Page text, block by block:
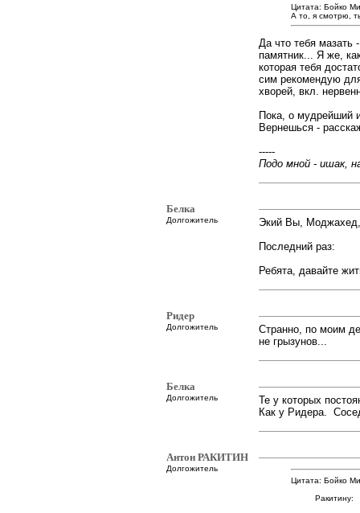
Цитата: Бойко
А то, я смотрю,
Да что тебя мазать
памятник... Я же,
которая тебя
сим рекомендую
хворей, вкл.
Пока, о мудрейший
Вернешься -
-----
Подо мной - ишак,
Белка
Долгожитель
Экий Вы, Моджахед,
Последний раз:
Ребята, давайте
Ридер
Долгожитель
Странно, по моим
не грызунов...
Белка
Долгожитель
Те у которых
Как у Ридера.
Антон РАКИТИН
Долгожитель
Цитата: Бойко
Ракитину: